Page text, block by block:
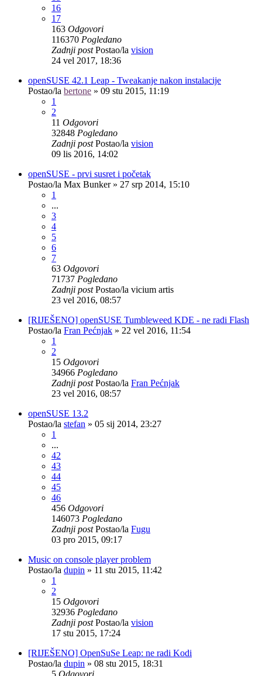
16
17
163 Odgovori
116370 Pogledano
Zadnji postPostao/la vision
24 vel 2017, 18:36
openSUSE 42.1 Leap - Tweakanje nakon instalacije
Postao/la bertone » 09 stu 2015, 11:19
1
2
11 Odgovori
32848 Pogledano
Zadnji postPostao/la vision
09 lis 2016, 14:02
openSUSE - prvi susret i početak
Postao/la Max Bunker» 27 srp 2014, 15:10
1
...
3
4
5
6
7
63 Odgovori
71737 Pogledano
Zadnji postPostao/la vicium artis
23 vel 2016, 08:57
[RIJEŠENO] openSUSE Tumbleweed KDE - ne radi Flash
Postao/la Fran Pećnjak » 22 vel 2016, 11:54
1
2
15 Odgovori
34966 Pogledano
Zadnji postPostao/la Fran Pećnjak
23 vel 2016, 08:57
openSUSE 13.2
Postao/la stefan » 05 sij 2014, 23:27
1
...
42
43
44
45
46
456 Odgovori
146073 Pogledano
Zadnji postPostao/la Fugu
03 pro 2015, 09:17
Music on console player problem
Postao/la dupin » 11 stu 2015, 11:42
1
2
15 Odgovori
32936 Pogledano
Zadnji postPostao/la vision
17 stu 2015, 17:24
[RIJEŠENO] OpenSuSe Leap: ne radi Kodi
Postao/la dupin » 08 stu 2015, 18:31
5 Odgovori